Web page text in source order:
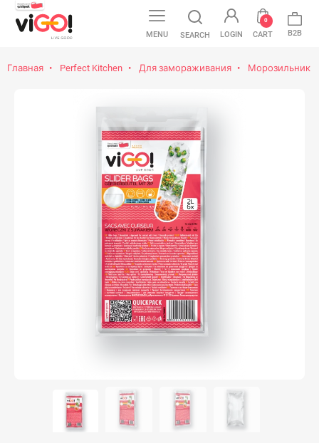
MENU SEARCH LOGIN CART
0
B2B
Главная Perfect Kitchen Для замораживания Морозильник